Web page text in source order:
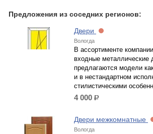
Предложения из соседних регионов:
Двери
Вологда
В ассортименте
входные металлические
предлагаются модели
и в нестандартном
стилистическими
4 000 р.
Двери межкомнатные
Вологда